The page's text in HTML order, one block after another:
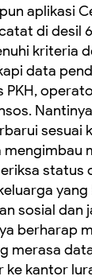
aplikasi
di desil
kriteria
data
PKH,
sesuai
mengimbau
status
sosial dan
berharap
merasa
ke kantor